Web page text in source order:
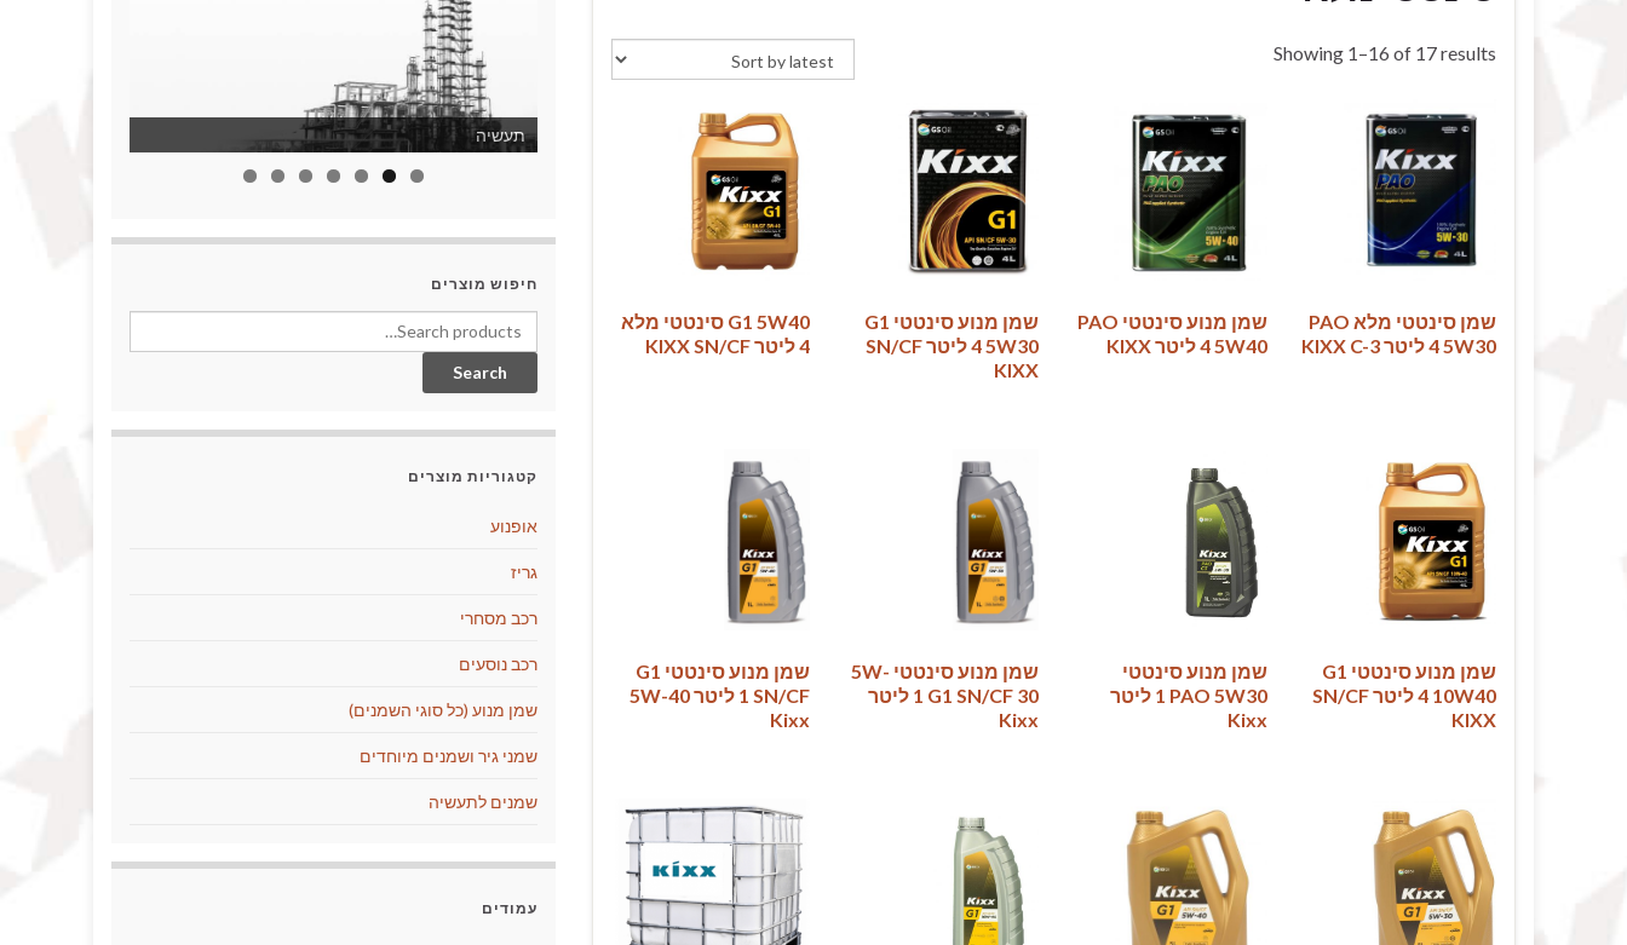
Showing 1–16 of 17 results
שמן ‏סינטטי מלא PAO
5W30 ‏‏4 ליטר C-3 ‏KIXX
שמן מנוע סינטטי ‏PAO
5W40 ‏4 ליטר ‏KIXX
שמן מנוע סינטטי ‏G1
5W30 ‏4 ליטר SN/CF
‏KIXX
‏G1 5W40 סינטטי מלא
4 ליטר SN/CF ‏KIXX
שמן מנוע סינטטי G1
10W40 ‏4 ליטר SN/CF
שמן מנוע סינטטי
‏5W30 ‏PAO ‏1 ליטר
Kixx
שמן מנוע סינטטי‏‏ 5W-
30‏ G1 SN/CF‏ 1 ליטר
Kixx
שמן מנוע סינטטי ‏G1
SN/CF‏ 1 ליטר 5W-40
תעשיה
חיפוש מוצרים
Search for:
Search
קטגוריות מוצרים
אופנוע
גריז
רכב מסחרי
רכב נוסעים
שמן מנוע (כל סוגי השמנים)
שמני גיר ושמנים מיוחדים
שמנים לתעשיה
עמודים